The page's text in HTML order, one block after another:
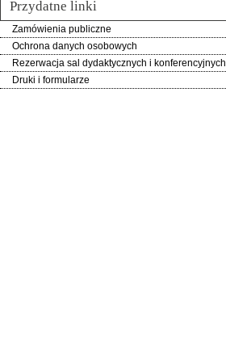
Przydatne linki
Zamówienia publiczne
Ochrona danych osobowych
Rezerwacja sal dydaktycznych i konferencyjnych
Druki i formularze